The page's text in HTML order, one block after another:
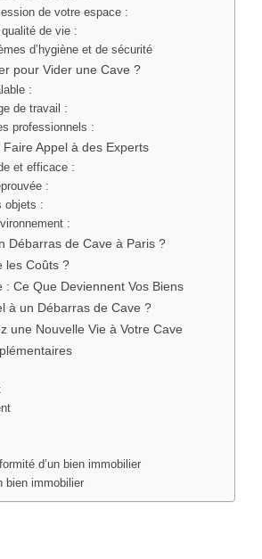
de votre espace :
de vie :
d’hygiène et de sécurité
pour Vider une Cave ?
:
de travail :
professionnels :
Appel à des Experts
et efficace :
:
objets :
:
Débarras de Cave à Paris ?
les Coûts ?
: Ce Que Deviennent Vos Biens
à un Débarras de Cave ?
une Nouvelle Vie à Votre Cave
d’un bien immobilier
bien immobilier